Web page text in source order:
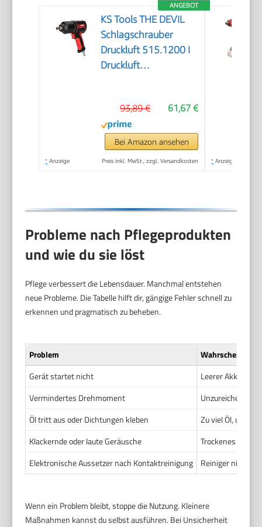
ANGEBOT
KS Tools THE DEVIL
Schlagschrauber
Druckluft 515.1200 I
Druckluft
Umschalthebel L/R I
Hochleistungs-
Doppel-Hammer-
Schlagwerk
61,67 €
93,89 €
Bei Amazon ansehen
* Anzeige Preis inkl. MwSt., zzgl. Versandkosten * Anzeige
Probleme nach Pflegeprodukten
und wie du sie löst
Pflege verbessert die Lebensdauer. Manchmal entstehen
neue Probleme. Die Tabelle hilft dir, gängige Fehler schnell zu
erkennen und pragmatisch zu beheben.
Problem
Wahrscheinliche
Gerät startet nicht
Leerer Akku,
Vermindertes Drehmoment
Unzureichende
Öl tritt aus oder Dichtungen kleben
Zu viel Öl,
Klackernde oder laute Geräusche
Trockenes
Elektronische Aussetzer nach Kontaktreinigung
Reiniger nicht
Wenn ein Problem bleibt, stoppe die Nutzung. Kleinere
Maßnahmen kannst du selbst ausführen. Bei Unsicherheit